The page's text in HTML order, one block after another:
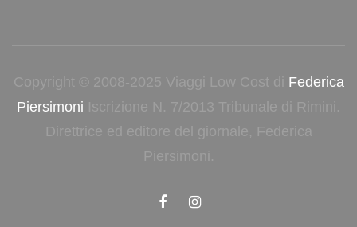
Copyright © 2008-2025 Viaggi Low Cost di Federica
Piersimoni Iscrizione N. 7/2013 Tribunale di Rimini.
Direttrice ed editore del giornale, Federica
Piersimoni.